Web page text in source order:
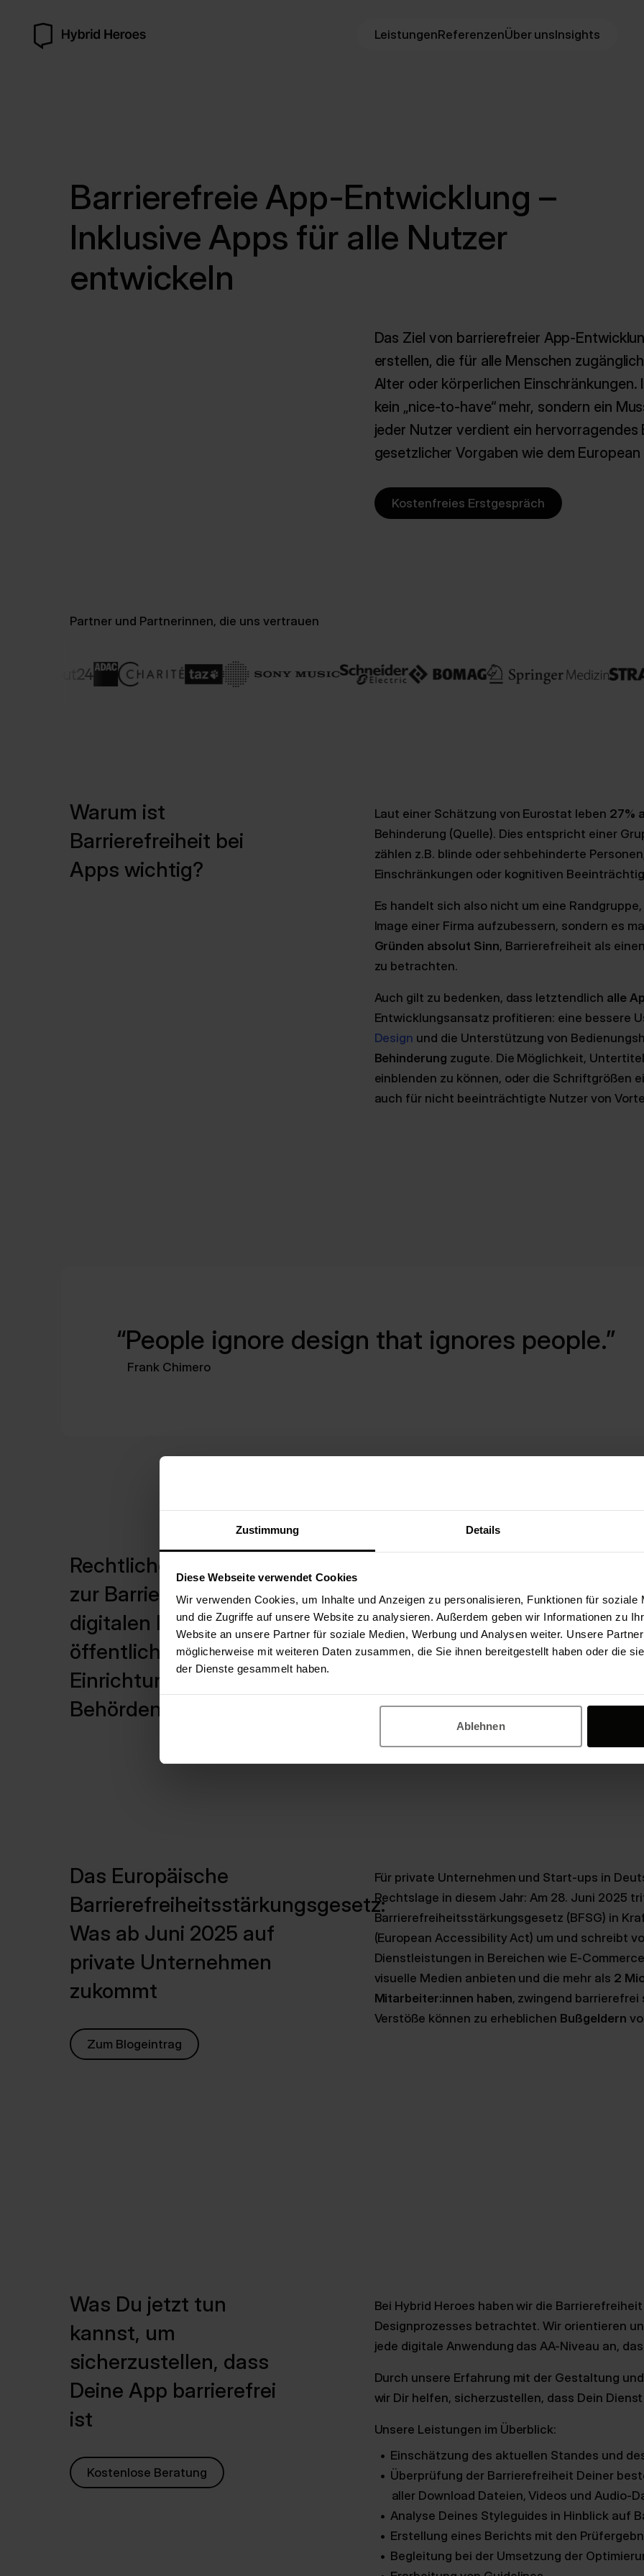
Zustimmung Details
Diese Webseite verwendet Cookies
Wir verwenden Cookies, um Inhalte und Anzeigen zu personalisieren, Funktionen für soziale
und die Zugriffe auf unsere Website zu analysieren. Außerdem geben wir Informationen zu
Website an unsere Partner für soziale Medien, Werbung und Analysen weiter. Unsere
möglicherweise mit weiteren Daten zusammen, die Sie ihnen bereitgestellt haben oder die
der Dienste gesammelt haben.
Ablehnen
LeistungenReferenzenÜber unsInsights
Barrierefreie App-Entwicklung –
Inklusive Apps für alle Nutzer
entwickeln
Das Ziel von barrierefreier App-
erstellen, die für alle Menschen
Alter oder körperlichen
kein „nice-to-have“ mehr, sondern ein
jeder Nutzer verdient ein
gesetzlicher Vorgaben wie dem
Kostenfreies Erstgespräch
Partner und Partnerinnen, die uns vertrauen
Warum ist
Barrierefreiheit bei
Apps wichtig?
Laut einer Schätzung von Eurostat leben 27%
Behinderung (Quelle). Dies entspricht einer
zählen z.B. blinde oder sehbehinderte
Einschränkungen oder kognitiven
Es handelt sich also nicht um eine
Image einer Firma aufzubessern, sondern es
Gründen absolut Sinn, Barrierefreiheit als
zu betrachten.
Auch gilt zu bedenken, dass letztendlich alle
Entwicklungsansatz profitieren: eine bessere
Design und die Unterstützung von
Behinderung zugute. Die Möglichkeit,
einblenden zu können, oder die Schriftgrößen
auch für nicht beeinträchtigte Nutzer von
People ignore design that ignores people.
Frank Chimero
Rechtliche Vorgaben
zur Barrierefreiheit von
digitalen Produkten für
öffentliche
Einrichtungen und
Behörden
In Deutschland und der EU ist digitale
Einrichtungen, ihre Websites und Apps
durch die
Barrierefreie-Informationstechnik-
bindende Kriterien(basierend auf WCAG 2.1
Das Europäische
Barrierefreiheitsstärkungsgesetz:
Was ab Juni 2025 auf
private Unternehmen
zukommt
Für private Unternehmen und Start-ups in
Rechtslage in diesem Jahr: Am 28. Juni 2025
Barrierefreiheitsstärkungsgesetz (BFSG) in
(European Accessibility Act) um und schreibt
Dienstleistungen in Bereichen wie E-
visuelle Medien anbieten und die mehr als 2
Mitarbeiter:innen haben, zwingend barrierefrei
Verstöße können zu erheblichen Bußgeldern
Zum Blogeintrag
Was Du jetzt tun
kannst, um
sicherzustellen, dass
Deine App barrierefrei
ist
Bei Hybrid Heroes haben wir die
Designprozesses betrachtet. Wir orientieren
jede digitale Anwendung das AA-Niveau an,
Durch unsere Erfahrung mit der Gestaltung
wir Dir helfen, sicherzustellen, dass Dein
Unsere Leistungen im Überblick:
Einschätzung des aktuellen Standes und
Überprüfung der Barrierefreiheit Deiner
aller Download Dateien, Videos und Audio-
Analyse Deines Styleguides in Hinblick auf
Erstellung eines Berichts mit den
Begleitung bei der Umsetzung der
Kostenlose Beratung